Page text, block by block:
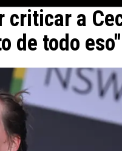
criticar a
de todo eso"